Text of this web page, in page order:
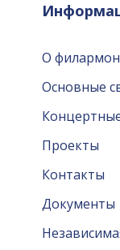
О
Основные
Проекты
Контакты
Документы